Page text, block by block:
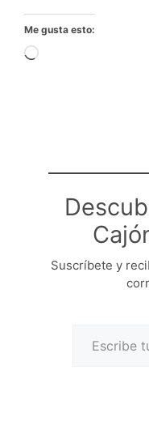
Me gusta esto:
Cargando...
Suscríbete y